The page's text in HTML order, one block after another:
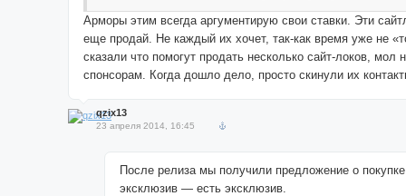
Арморы этим всегда аргументирую свои ставки. Эти
еще продай. Не каждый их хочет, так-как время уже не
сказали что помогут продать несколько сайт-локов, мол
спонсорам. Когда дошло дело, просто скинули их
qzix13
23 апреля 2014, 16:45
После релиза мы получили предложение о
эксклюзив — есть эксклюзив.